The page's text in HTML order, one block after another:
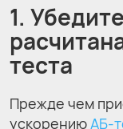
1.
теста
Прежде чем
ускорениюАБ-